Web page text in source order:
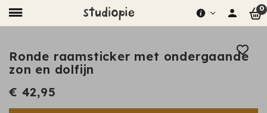
0
Ronde raamsticker met ondergaande
zon en dolfijn
€ 42,95